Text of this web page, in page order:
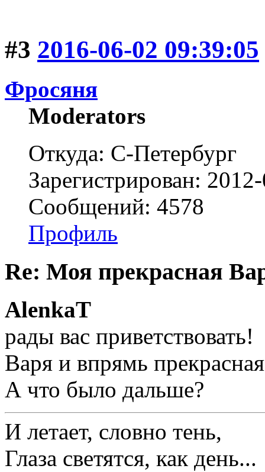
#3 2016-06-02 09:39:05
Фросяня
Moderators
Откуда: С-Петербург
Зарегистрирован:
Сообщений: 4578
Профиль
Re: Моя прекрасная
AlenkaT
рады вас приветствовать!
Варя и впрямь
А что было дальше?
И летает, словно тень,
Глаза светятся, как день...